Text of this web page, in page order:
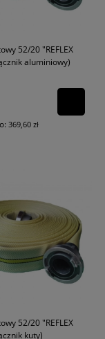
52/20 "REFLEX
aluminiowy)
369,60 zł
52/20 "REFLEX
kuty)